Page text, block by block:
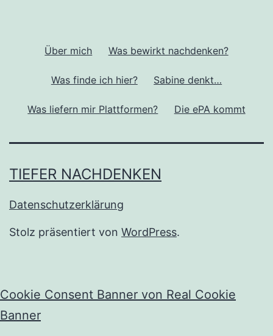
Über mich Was bewirkt nachdenken?
Was finde ich hier? Sabine denkt…
Was liefern mir Plattformen? Die ePA kommt
TIEFER NACHDENKEN
Datenschutzerklärung
Stolz präsentiert von WordPress.
Cookie Consent Banner von Real Cookie
Banner